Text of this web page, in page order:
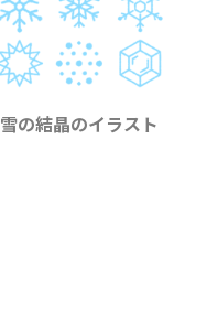
雪の結晶のイラスト